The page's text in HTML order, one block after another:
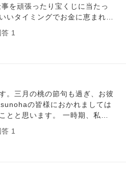
ことをとても悔やんでいま
わっているため、また本日一周
ます。 お忙しいとは
お願いいたします。
もも全体を大火傷してしまった
じゃないかと不安で怖くなりま
。 両親に伝えると、ご先祖さ
ことになっていたのではない
どん怖くなってしまいました。
た今後、命に関わるようなこと
な不安でいっぱいです。それが
を見る度に思い出します。 火傷
を頑張ったり宝くじに当たっ
いタイミングでお金に恵まれる
人からあなたのご先祖様があな
ういう環境にあなたを入れてく
すが、子供の頃母が連れていっ
だし、何十年かぶりに行き、薬
うに回復しました。 それから
日、仏壇に願いを叶えてほしい
答 1
。三月の桃の節句も過ぎ、お彼
の皆様におかれましては
ます。 一時期、私は
いに駆られたこともありまし
ぎた頃から、今は家族のありが
答 1